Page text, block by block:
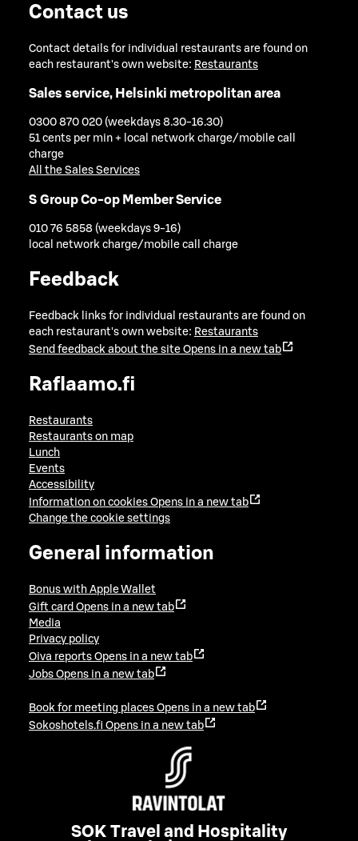
Contact us
Contact details for individual restaurants are found on
each restaurant's own website: Restaurants
Sales service, Helsinki metropolitan area
0300 870 020 (weekdays 8.30-16.30)
51 cents per min + local network charge/mobile call
charge
All the Sales Services
S Group Co-op Member Service
010 76 5858 (weekdays 9-16)
local network charge/mobile call charge
Feedback
Feedback links for individual restaurants are found on
each restaurant's own website: Restaurants
Send feedback about the site Opens in a new tab
Raflaamo.fi
Restaurants
Restaurants on map
Lunch
Events
Accessibility
Information on cookies Opens in a new tab
Change the cookie settings
General information
Bonus with Apple Wallet
Gift card Opens in a new tab
Media
Privacy policy
Oiva reports Opens in a new tab
Jobs Opens in a new tab
Book for meeting places Opens in a new tab
Sokoshotels.fi Opens in a new tab
SOK Travel and Hospitality